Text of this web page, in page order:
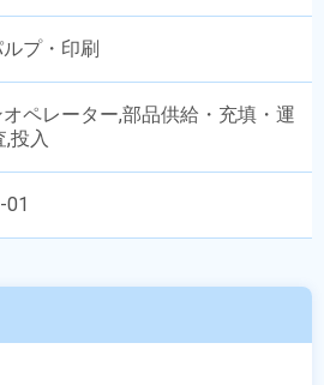
プ・印刷
ペレーター,部品供給・充填・運
,投入
01